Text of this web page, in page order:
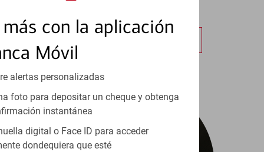
con la aplicación
Móvil
alertas personalizadas
foto para depositar un cheque y obtenga
instantánea
digital o Face ID para acceder
dondequiera que esté
Obtener más información